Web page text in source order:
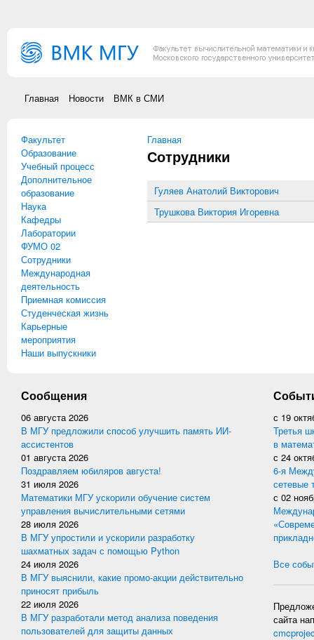
Главная Новости ВМК в СМИ
Факультет
Образование
Учебный процесс
Дополнительное
образование
Наука
Кафедры
Лаборатории
ФУМО 02
Сотрудники
Международная
деятельность
Приемная комиссия
Студенческая жизнь
Карьерные
мероприятия
Наши выпускники
Вы здесь
Главная
Сотрудники
Гуляев Анатолий Викторович
Трушкова Виктория Игоревна
Сообщения
06 августа 2026
В МГУ предложили способ улучшить память ИИ-
ассистентов
01 августа 2026
Поздравляем юбиляров августа!
31 июля 2026
Математики МГУ ускорили обучение систем
управления вычислительными сетями
28 июля 2026
В МГУ упростили и ускорили разработку
шахматных задач с помощью Python
24 июля 2026
В МГУ выяснили, какие промо-акции действительно
приносят прибыль
22 июля 2026
В МГУ разработали метод анализа поведения
пользователей для защиты данных
с 19
Третья
в
с 24
6-я
сетевые
с 02
Все
сайта